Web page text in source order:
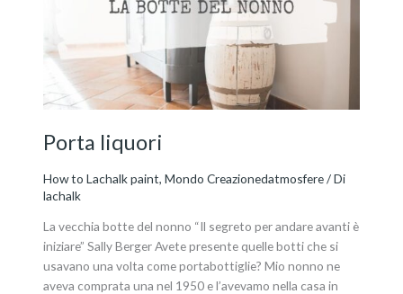
Porta liquori
How to Lachalk paint,Mondo Creazionedatmosfere/ Di
lachalk
La vecchia botte del nonno “Il segreto per andare avanti è
iniziare” Sally Berger Avete presente quelle botti che si
usavano una volta come portabottiglie? Mio nonno ne
aveva comprata una nel 1950 e l’avevamo nella casa in